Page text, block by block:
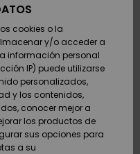
cookies o la
y/o acceder a
información personal
IP) puede utilizarse
personalizados,
y los contenidos,
conocer mejor a
los productos de
sus opciones para
a su